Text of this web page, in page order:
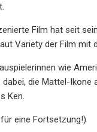
Film hat seit
Variety der Film mit
wie
die Mattel-
Ken.
eine Fortsetzung!)